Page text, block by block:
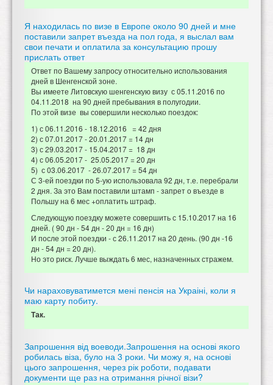
Я находилась по визе в Европе около 90 дней и мне
поставили запрет въезда на пол года, я выслал вам
свои печати и оплатила за консультацию прошу
прислать ответ
Ответ по Вашему запросу относительно использования
дней в Шенгенской зоне.
Вы имеете Литовскую шенгенскую визу с 05.11.2016 по
04.11.2018 на 90 дней пребывания в полугодии.
По этой визе вы совершили несколько поездок:
1) с 06.11.2016 - 18.12.2016 = 42 дня
2) с 07.01.2017 - 20.01.2017 = 14 дн
3) с 29.03.2017 - 15.04.2017 = 18 дн
4) с 06.05.2017 - 25.05.2017 = 20 дн
5) с 03.06.2017 - 26.07.2017 = 54 дн
С 3-ей поездки по 5-ую использовала 92 дн, т.е. перебрали
2 дня. За это Вам поставили штамп - запрет о въезде в
Польшу на 6 мес +оплатить штраф.
Следующую поездку можете совершить с 15.10.2017 на 16
дней. ( 90 дн - 54 дн - 20 дн = 16 дн)
И после этой поездки - с 26.11.2017 на 20 день. (90 дн -16
дн - 54 дн = 20 дн).
Но это риск. Лучше выждать 6 мес, назначенных стражем.
Чи нараховуватимется мені пенсія на Украіні, коли я
маю карту побиту.
Так.
Запрошення від воеводи.Запрошення на основі якого
робилась віза, було на 3 роки. Чи можу я, на основі
цього запрошення, через рік роботи, подавати
документи ще раз на отримання річної візи?